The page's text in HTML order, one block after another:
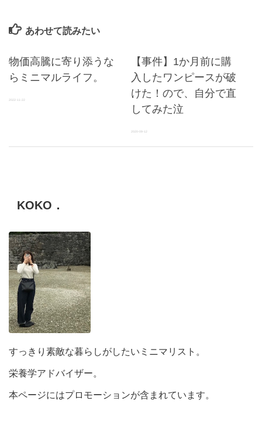
あわせて読みたい
物価高騰に寄り添うな
らミニマルライフ。
2022-11-22
【事件】1か月前に購
入したワンピースが破
けた！ので、自分で直
してみた泣
2020-09-12
KOKO．
すっきり素敵な暮らしがしたいミニマリスト。
栄養学アドバイザー。
本ページにはプロモーションが含まれています。